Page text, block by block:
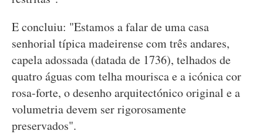
E concluiu: "Estamos a falar de uma casa
senhorial típica madeirense com três andares,
capela adossada (datada de 1736), telhados de
quatro águas com telha mourisca e a icónica cor
rosa-forte, o desenho arquitectónico original e a
volumetria devem ser rigorosamente
preservados".